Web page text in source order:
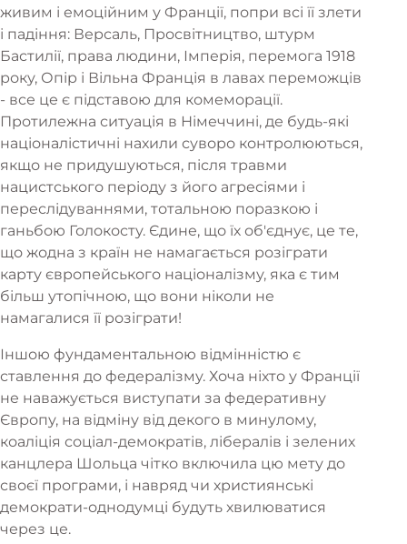
живим і емоційним у Франції, попри всі її злети
і падіння: Версаль, Просвітництво, штурм
Бастилії, права людини, Імперія, перемога 1918
року, Опір і Вільна Франція в лавах переможців
- все це є підставою для комеморації.
Протилежна ситуація в Німеччині, де будь-які
націоналістичні нахили суворо контролюються,
якщо не придушуються, після травми
нацистського періоду з його агресіями і
переслідуваннями, тотальною поразкою і
ганьбою Голокосту. Єдине, що їх об'єднує, це те,
що жодна з країн не намагається розіграти
карту європейського націоналізму, яка є тим
більш утопічною, що вони ніколи не
намагалися її розіграти!
Іншою фундаментальною відмінністю є
ставлення до федералізму. Хоча ніхто у Франції
не наважується виступати за федеративну
Європу, на відміну від декого в минулому,
коаліція соціал-демократів, лібералів і зелених
канцлера Шольца чітко включила цю мету до
своєї програми, і навряд чи християнські
демократи-однодумці будуть хвилюватися
через це.